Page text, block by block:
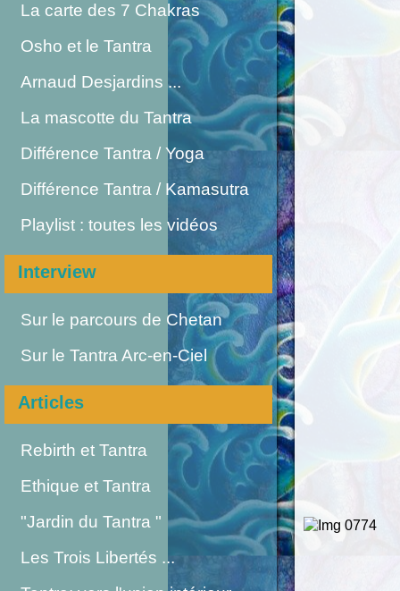
La carte des 7 Chakras
Osho et le Tantra
Arnaud Desjardins ...
La mascotte du Tantra
Différence Tantra / Yoga
Différence Tantra / Kamasutra
Playlist : toutes les vidéos
Interview
Sur le parcours de Chetan
Sur le Tantra Arc-en-Ciel
Articles
Rebirth et Tantra
Ethique et Tantra
"Jardin du Tantra "
Les Trois Libertés ...